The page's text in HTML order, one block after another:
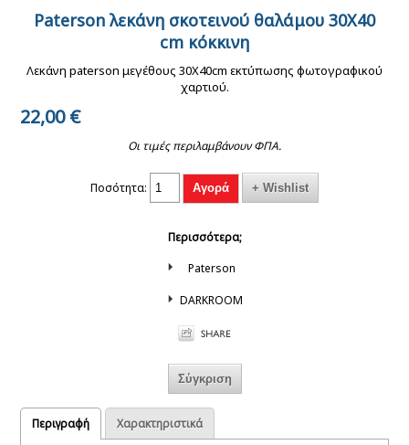
Θαλάμου Πλαστικές
Paterson
ασπρόμαυρου φιλμ
500ml
Kenro ριζόχαρτο
Paterson λεκάνη
σκοτεινού θαλάμου
Paterson λεκάνη
Paterson λεκάνη σκοτεινού θαλάμου 30Χ40
cm κόκκινη
Λεκάνη paterson μεγέθους 30X40cm εκτύπωσης φωτογραφικού
χαρτιού.
22,00€
Οι τιμές περιλαμβάνουν ΦΠΑ.
Ποσότητα:
Περισσότερα;
Paterson
DARKROOM
Περιγραφή Χαρακτηριστικά